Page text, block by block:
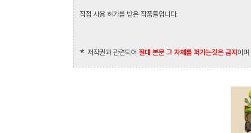
직접 사용 허가를 받은 작품들입니다.
* 저작권과 관련되어 절대 본문 그 자체를 퍼가는것은 금지이며